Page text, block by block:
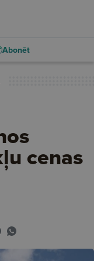
Abonēt
cenas